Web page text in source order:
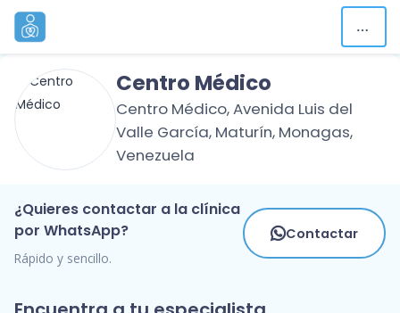
Centro Médico
Centro Médico, Avenida Luis del
Valle García, Maturín, Monagas,
Venezuela
¿Quieres contactar a la clínica
por WhatsApp?
Rápido y sencillo.
Contactar